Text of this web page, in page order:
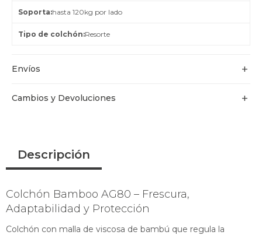
Soporta hasta 120kg por lado
Tipo de colchón Resorte
Envíos
Cambios y Devoluciones
Descripción
Colchón Bamboo AG80 – Frescura,
Adaptabilidad y Protección
Colchón con malla de viscosa de bambú que regula la